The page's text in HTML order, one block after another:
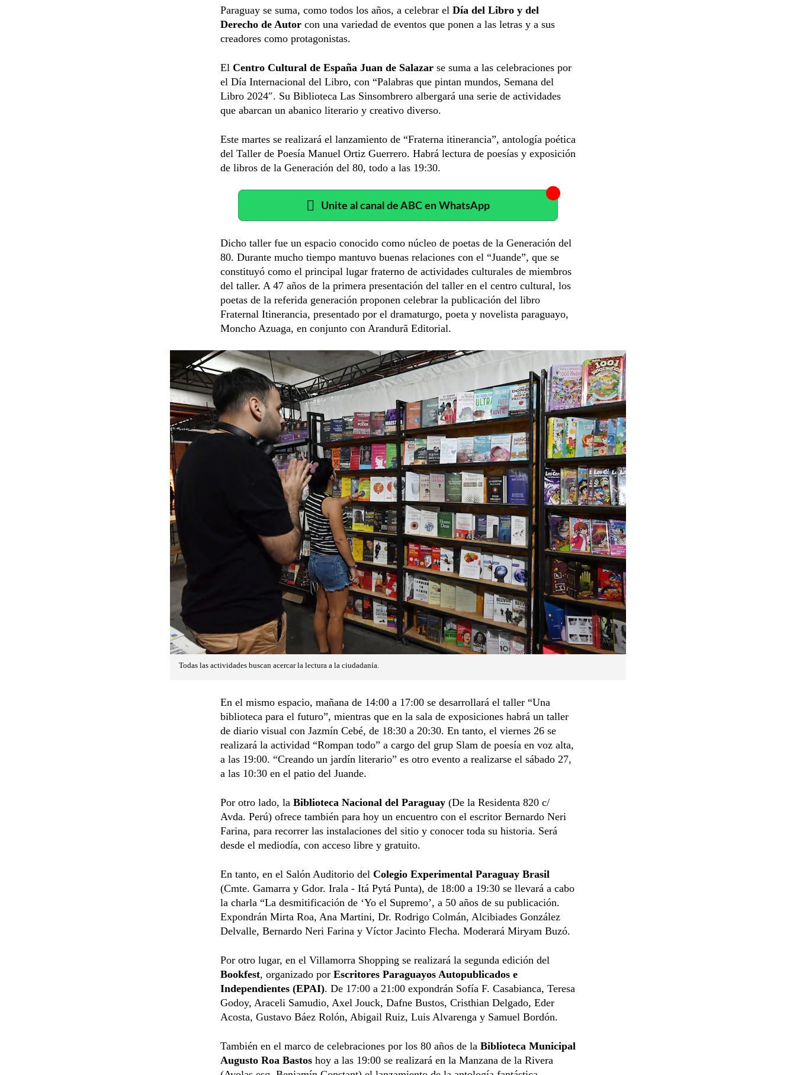
Paraguay se suma, como todos los años, a celebrar el Día del Libro y del
Derecho de Autor con una variedad de eventos que ponen a las letras y a sus
creadores como protagonistas.
El Centro Cultural de España Juan de Salazar se suma a las celebraciones por
el Día Internacional del Libro, con “Palabras que pintan mundos, Semana del
Libro 2024″. Su Biblioteca Las Sinsombrero albergará una serie de actividades
que abarcan un abanico literario y creativo diverso.
Este martes se realizará el lanzamiento de “Fraterna itinerancia”, antología poética
del Taller de Poesía Manuel Ortiz Guerrero. Habrá lectura de poesías y exposición
de libros de la Generación del 80, todo a las 19:30.
Unite al canal de ABC en WhatsApp
Dicho taller fue un espacio conocido como núcleo de poetas de la Generación del
80. Durante mucho tiempo mantuvo buenas relaciones con el “Juande”, que se
constituyó como el principal lugar fraterno de actividades culturales de miembros
del taller. A 47 años de la primera presentación del taller en el centro cultural, los
poetas de la referida generación proponen celebrar la publicación del libro
Fraternal Itinerancia, presentado por el dramaturgo, poeta y novelista paraguayo,
Moncho Azuaga, en conjunto con Arandurã Editorial.
Todas las actividades buscan acercar la lectura a la ciudadanía.
En el mismo espacio, mañana de 14:00 a 17:00 se desarrollará el taller “Una
biblioteca para el futuro”, mientras que en la sala de exposiciones habrá un taller
de diario visual con Jazmín Cebé, de 18:30 a 20:30. En tanto, el viernes 26 se
realizará la actividad “Rompan todo” a cargo del grup Slam de poesía en voz alta,
a las 19:00. “Creando un jardín literario” es otro evento a realizarse el sábado 27,
a las 10:30 en el patio del Juande.
Por otro lado, la Biblioteca Nacional del Paraguay (De la Residenta 820 c/
Avda. Perú) ofrece también para hoy un encuentro con el escritor Bernardo Neri
Farina, para recorrer las instalaciones del sitio y conocer toda su historia. Será
desde el mediodía, con acceso libre y gratuito.
En tanto, en el Salón Auditorio del Colegio Experimental Paraguay Brasil
(Cmte. Gamarra y Gdor. Irala - Itá Pytá Punta), de 18:00 a 19:30 se llevará a cabo
la charla “La desmitificación de ‘Yo el Supremo’, a 50 años de su publicación.
Expondrán Mirta Roa, Ana Martini, Dr. Rodrigo Colmán, Alcibiades González
Delvalle, Bernardo Neri Farina y Víctor Jacinto Flecha. Moderará Miryam Buzó.
Por otro lugar, en el Villamorra Shopping se realizará la segunda edición del
Bookfest, organizado por Escritores Paraguayos Autopublicados e
Independientes (EPAI). De 17:00 a 21:00 expondrán Sofía F. Casabianca, Teresa
Godoy, Araceli Samudio, Axel Jouck, Dafne Bustos, Cristhian Delgado, Eder
Acosta, Gustavo Báez Rolón, Abigail Ruiz, Luis Alvarenga y Samuel Bordón.
También en el marco de celebraciones por los 80 años de la Biblioteca Municipal
Augusto Roa Bastos hoy a las 19:00 se realizará en la Manzana de la Rivera